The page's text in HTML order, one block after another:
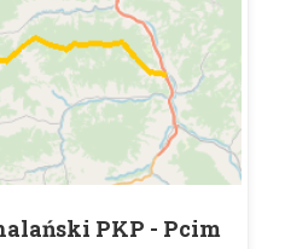
PKP - Pcim